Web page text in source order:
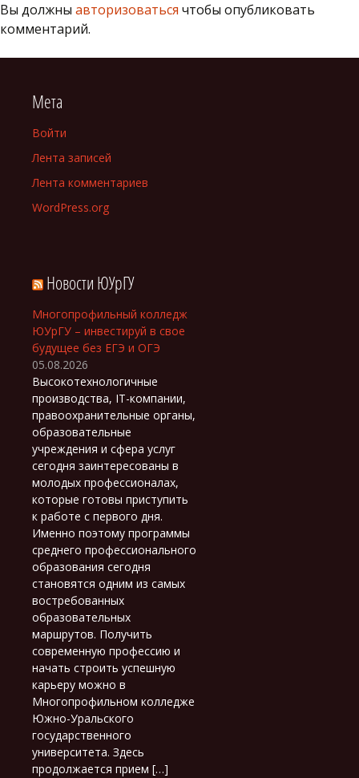
Вы должны авторизоваться чтобы опубликовать
комментарий.
Мета
Войти
Лента записей
Лента комментариев
WordPress.org
Новости ЮУрГУ
Многопрофильный колледж
ЮУрГУ – инвестируй в свое
будущее без ЕГЭ и ОГЭ
05.08.2026
Высокотехнологичные
производства, IT-компании,
правоохранительные органы,
образовательные
учреждения и сфера услуг
сегодня заинтересованы в
молодых профессионалах,
которые готовы приступить
к работе с первого дня.
Именно поэтому программы
среднего профессионального
образования сегодня
становятся одним из самых
востребованных
образовательных
маршрутов. Получить
современную профессию и
начать строить успешную
карьеру можно в
Многопрофильном колледже
Южно-Уральского
государственного
университета. Здесь
продолжается прием […]